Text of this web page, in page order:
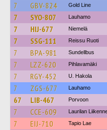
7 GBV-824 Gold Line
7 SYO-807 Lauhamo
7 HIJ-677 Niemelä
7 SSG-111 Reissu Ruoti
7 BPA-981 Sundellbus
7 LZZ-620 Pihlavamäki
7 RGY-452 U. Hakola
7 ZGS-677 Lauhamo
67 LIB-467 Porvoon
7 CCE-609 Laurilan
7 EIJ-710 Tapio Lae